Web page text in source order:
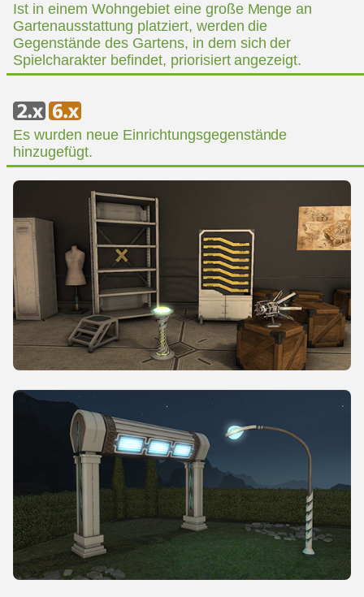
Ist in einem Wohngebiet eine große Menge an
Gartenausstattung platziert, werden die
Gegenstände des Gartens, in dem sich der
Spielcharakter befindet, priorisiert angezeigt.
Es wurden neue Einrichtungsgegenstände
hinzugefügt.